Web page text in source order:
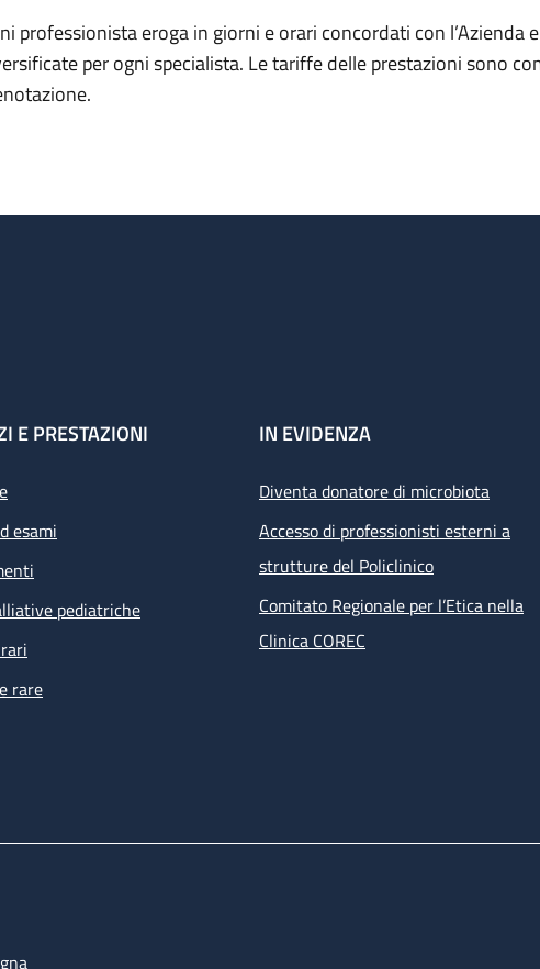
professionista eroga in giorni e orari concordati con l’Azienda
per ogni specialista. Le tariffe delle prestazioni sono
E PRESTAZIONI
esami
pediatriche
rare
IN EVIDENZA
Diventa donatore di microbiota
Accesso di professionisti esterni a
strutture del Policlinico
Comitato Regionale per l’Etica nella
Clinica COREC